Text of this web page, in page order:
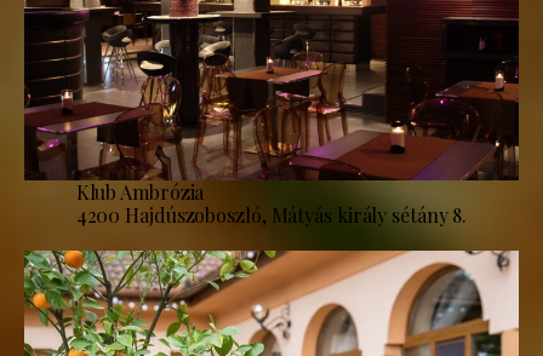
Klub Ambrózia
4200 Hajdúszoboszló, Mátyás király sétány 8.